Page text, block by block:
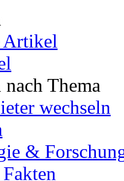
Artikel
Thema
wechseln
&